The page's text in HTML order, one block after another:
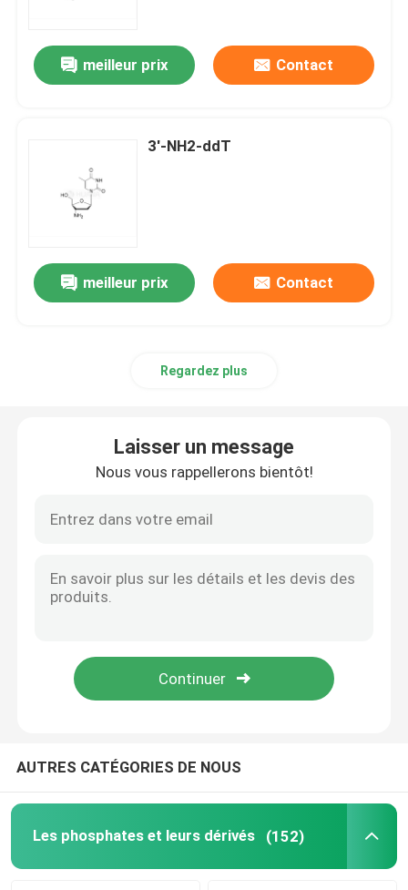
Maison
Produits
meilleur prix Contact
3'-NH2-ddT
meilleur prix Contact
Regardez plus
Laisser un message
Nous vous rappellerons bientôt!
AUTRES CATÉGORIES DE NOUS
Les phosphates et leurs dérivés (152)